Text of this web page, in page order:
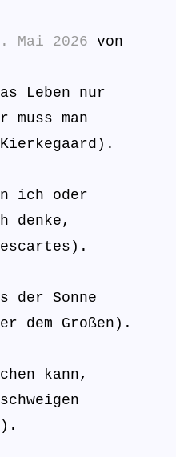
Mai 2026 von
Leben nur
man
ich oder
denke,
der Sonne
dem Großen).
kann,